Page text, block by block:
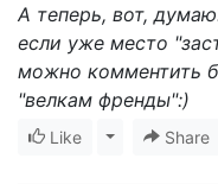
А теперь, вот,
если уже место
можно комментить
"велкам френды":)
Like Toggle Share